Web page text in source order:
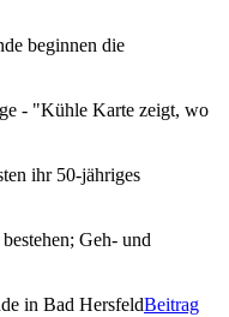
beginnen die
- "Kühle Karte zeigt, wo
ihr 50-jähriges
Geh- und
in Bad HersfeldBeitrag